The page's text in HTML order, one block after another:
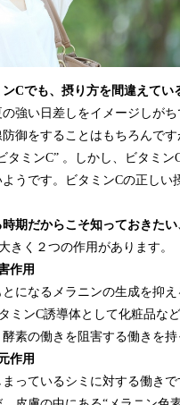
Cでも、摂り方を間違えてい
強い日差しをイメージしが
御をすることはもちろんで
タミンC” 。しかし、ビタミ
うです。ビタミンCの正しい
期だからこそ知っておきた
きく２つの作用があります。
作用
になるメラニンの生成を抑え
ミンC誘導体として化粧品な
素の働きを阻害する働きを持
作用
っているシミに対する働きで